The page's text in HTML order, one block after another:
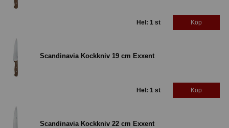
Hel: 1 st Köp
Scandinavia Kockkniv 19 cm Exxent
Hel: 1 st Köp
Scandinavia Kockkniv 22 cm Exxent